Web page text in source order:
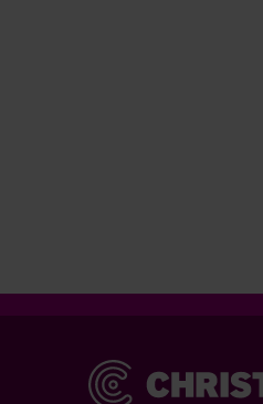
Christie & Co